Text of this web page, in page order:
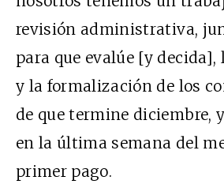
revisión administrativa,
para que evalúe [y decida],
y la formalización de los
de que termine diciembre,
en la última semana del
primer pago.